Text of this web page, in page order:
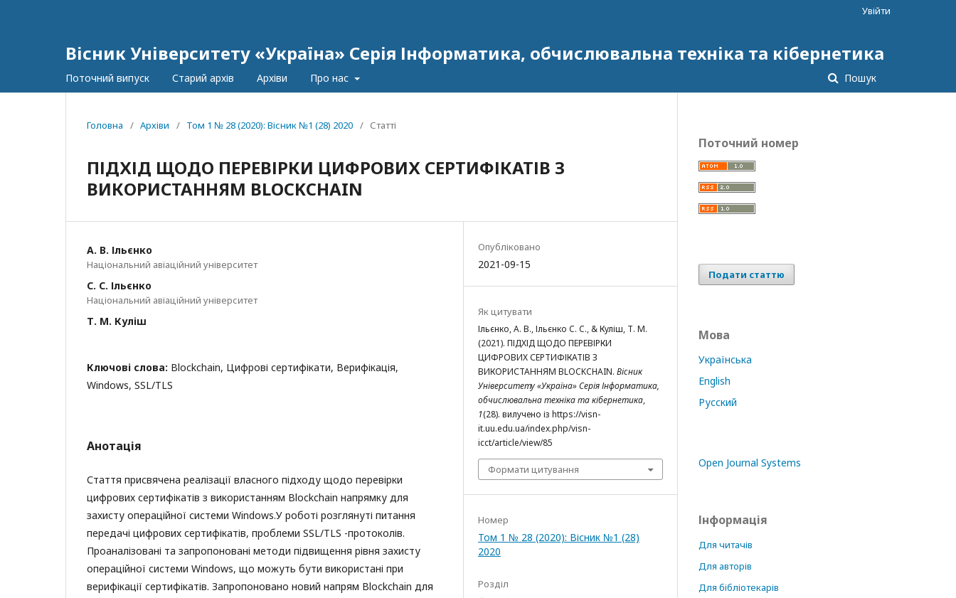
Вісник Університету «Україна» Серія Інформатика, обчислювальна техніка та кібернетика
Поточний випуск Старий архів Архіви Про нас Пошук
Увійти
Головна / Архіви / Том 1 № 28 (2020): Вісник №1 (28) 2020 / Статті
ПІДХІД ЩОДО ПЕРЕВІРКИ ЦИФРОВИХ СЕРТИФІКАТІВ З
ВИКОРИСТАННЯМ BLOCKCHAIN
А. В. Ільєнко
Національний авіаційний університет
C. C. Ільєнко
Національний авіаційний університет
Т. М. Куліш
Ключові слова: Blockchain, Цифрові сертифікати, Верифікація,
Windows, SSL/TLS
Анотація
Стаття присвячена реалізації власного підходу щодо перевірки
цифрових сертифікатів з використанням Blockchain напрямку для
захисту операційної системи Windows.У роботі розглянуті питання
передачі цифрових сертифікатів, проблеми SSL/TLS -протоколів.
Проаналізовані та запропоновані методи підвищення рівня захисту
операційної системи Windows, що можуть бути використані при
верифікації сертифікатів. Запропоновано новий напрям Blockchain для
Опубліковано
2021-09-15
Як цитувати
Ільєнко, А. В., Ільєнко C. C., & Куліш, Т. М.
(2021). ПІДХІД ЩОДО ПЕРЕВІРКИ
ЦИФРОВИХ СЕРТИФІКАТІВ З
ВИКОРИСТАННЯМ BLOCKCHAIN. Вісник
Університету «Україна» Серія Інформатика,
обчислювальна техніка та кібернетика,
1(28). вилучено із https://visn-
it.uu.edu.ua/index.php/visn-
icct/article/view/85
Формати цитування
Номер
Том 1 № 28 (2020): Вісник №1 (28)
2020
Розділ
Поточний номер
Подати статтю
Мова
Українська
English
Русский
Open Journal Systems
Інформація
Для читачів
Для авторів
Для бібліотекарів